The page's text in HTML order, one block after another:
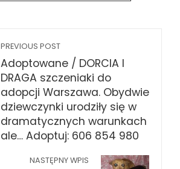
PREVIOUS POST
Adoptowane / DORCIA I
DRAGA szczeniaki do
adopcji Warszawa. Obydwie
dziewczynki urodziły się w
dramatycznych warunkach
ale… Adoptuj: 606 854 980
NASTĘPNY WPIS